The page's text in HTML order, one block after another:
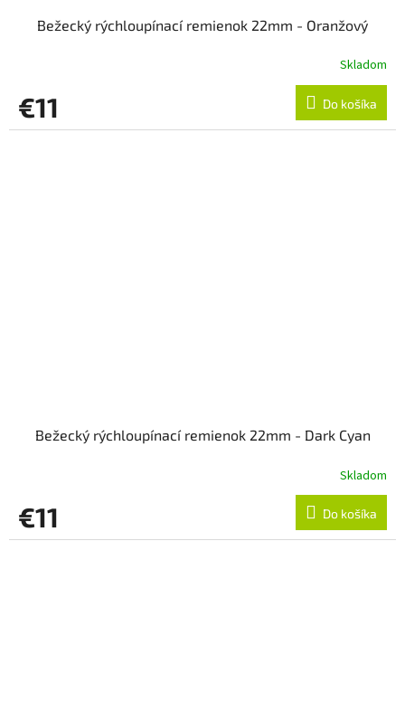
Bežecký rýchloupínací remienok 22mm - Oranžový
Skladom
€11 Do košíka
Bežecký rýchloupínací remienok 22mm - Dark Cyan
Skladom
€11 Do košíka